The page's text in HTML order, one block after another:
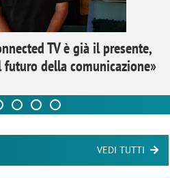
TV è già il presente,
della comunicazione»
VEDI TUTTI